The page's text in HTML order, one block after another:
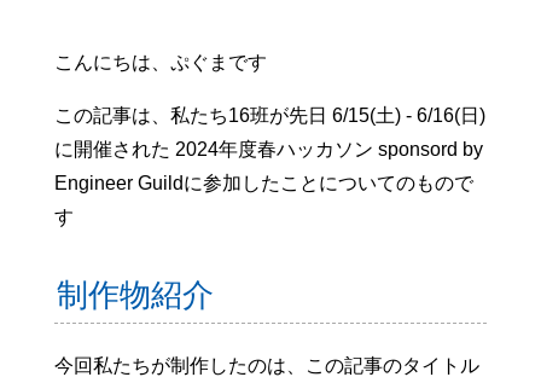
こんにちは、ぷぐまです
この記事は、私たち16班が先日 6/15(土) - 6/16(日)
に開催された 2024年度春ハッカソン sponsord by
Engineer Guildに参加したことについてのもので
す
制作物紹介
今回私たちが制作したのは、この記事のタイトル